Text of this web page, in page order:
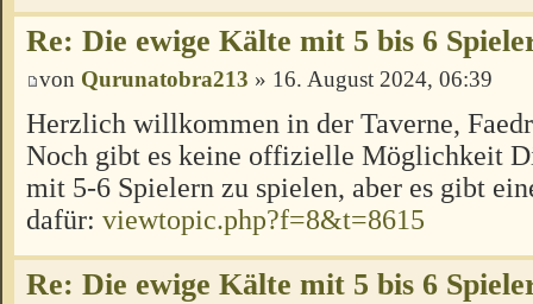
Re: Die ewige Kälte mit 5 bis 6
von Qurunatobra213 » 16. August 2024, 06:39
Herzlich willkommen in der Taverne,
Noch gibt es keine offizielle Möglichkeit
mit 5-6 Spielern zu spielen, aber es gibt
dafür: viewtopic.php?f=8&t=8615
Re: Die ewige Kälte mit 5 bis 6